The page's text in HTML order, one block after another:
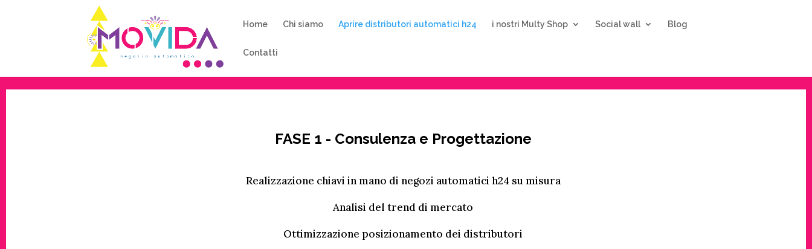
Home Chi siamo Aprire distributori automatici h24 i nostri Multy Shop Social wall Blog
Contatti
FASE 1 - Consulenza e Progettazione
Realizzazione chiavi in mano di negozi automatici h24 su misura
Analisi del trend di mercato
Ottimizzazione posizionamento dei distributori